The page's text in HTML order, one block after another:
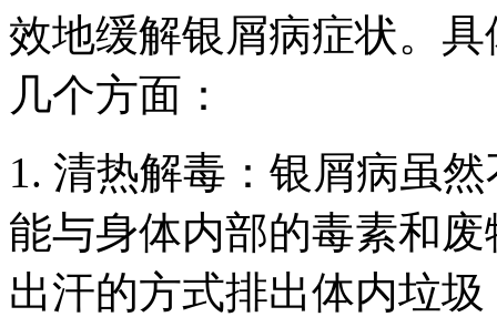
效地缓解银屑病症状。
几个方面：
1. 清热解毒：银屑病虽
能与身体内部的毒素和
出汗的方式排出体内垃